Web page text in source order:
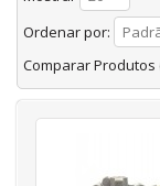
Ordenar por:
Comparar Produtos